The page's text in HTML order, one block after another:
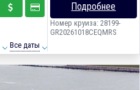
Все даты
Подробнее
Номер круиза: 28199-
GR20261018CEQMRS